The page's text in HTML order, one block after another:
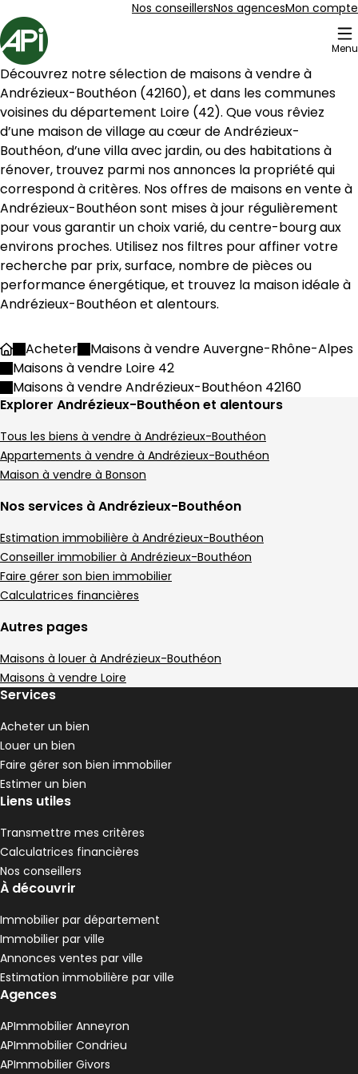
Nos conseillersNos agencesMon compte
Accueil
Menu
4 Maisons à vendre à Andrézieux-Bouthéon (42160)
133 m² 4 pièces Bonson
Aller à l'image1
Aller à l'image2
Aller à l'image3
Aller à l'image4
Aller à l'image5
Bonson - 42160
Maison • 4 pièces • 133 m²
DPE :
A 3 chambres
,
Terrain 504 m²
131 m² 7 pièces Bonson
Aller à l'image 1
Aller à l'image 2
Aller à l'image3
Aller à l'image4
Aller à l'image5
269 000 €
Bonson - 42160
Maison • 7 pièces • 131 m²
DPE :
,
Terrain 820 m²
123 m² 4 pièces Saint-Cyprien
Aller à l'image1
Aller à l'image2
Aller à l'image3
Aller à l'image4
Aller à l'image5
239 000 €
Saint-Cyprien - 42160
Maison • 4 pièces • 123 m²
DPE :
Andrézieux-Bouthéon (42160), et dans les communes
voisines du département Loire (42). Que vous rêviez
d’une maison de village au cœur de Andrézieux-
Bouthéon, d’une villa avec jardin, ou des habitations à
rénover, trouvez parmi nos annonces la propriété qui
Andrézieux-Bouthéon sont mises à jour régulièrement
pour vous garantir un choix varié, du centre-bourg aux
environs proches. Utilisez nos filtres pour affiner votre
recherche par prix, surface, nombre de pièces ou
Andrézieux-Bouthéon et alentours.
AccueilAcheter
Maisons à vendre Auvergne-Rhône-Alpes
Maisons à vendre Loire 42
Maisons à vendre Andrézieux-Bouthéon 42160
Explorer Andrézieux-Bouthéon et alentours
Tous les biens à vendre à Andrézieux-Bouthéon
Appartements à vendre à Andrézieux-Bouthéon
Maison à vendre à Bonson
Nos services à Andrézieux-Bouthéon
Estimation immobilière à Andrézieux-Bouthéon
Conseiller immobilier à Andrézieux-Bouthéon
Faire gérer son bien immobilier
Calculatrices financières
Autres pages
Maisons à louer à Andrézieux-Bouthéon
Maisons à vendre Loire
Services
Acheter un bien
Louer un bien
Faire gérer son bien immobilier
Estimer un bien
Liens utiles
Transmettre mes critères
Calculatrices financières
Nos conseillers
À découvrir
Immobilier par département
Immobilier par ville
Annonces ventes par ville
Estimation immobilière par ville
Agences
APImmobilier Anneyron
APImmobilier Condrieu
APImmobilier Givors